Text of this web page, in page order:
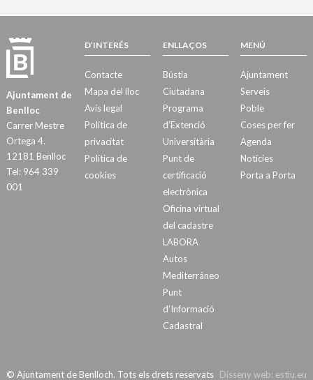
Ajuntament de
Benlloc
Carrer Mestre
Ortega 4.
12181 Benlloc
Tel: 964 339
001
D’INTERÉS
Contacte
Mapa del lloc
Avís legal
Política de
privacitat
Política de
cookies
ENLLAÇOS
Bústia
Ciutadana
Programa
d’Extenció
Universitària
Punt de
certificació
electrònica
Oficina virtual
del cadastre
LABORA
Autos
Mediterráneo
Punt
d’Informació
Cadastral
MENÚ
Ajuntament
Serveis
Poble
Coses per fer
Agenda
Notícies
Porta a Porta
Disseny web: estiu.eu
© Ajuntament de Benlloch. Tots els drets reservats